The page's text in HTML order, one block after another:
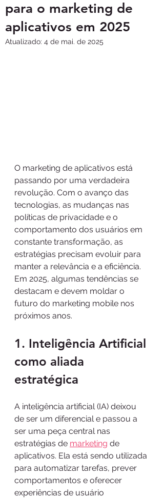
para o marketing de
aplicativos em 2025
Atualizado: 4 de mai. de 2025
O marketing de aplicativos está
passando por uma verdadeira
revolução. Com o avanço das
tecnologias, as mudanças nas
políticas de privacidade e o
comportamento dos usuários em
constante transformação, as
estratégias precisam evoluir para
manter a relevância e a eficiência.
Em 2025, algumas tendências se
destacam e devem moldar o
futuro do marketing mobile nos
próximos anos.
1. Inteligência Artificial
como aliada
estratégica
A inteligência artificial (IA) deixou
de ser um diferencial e passou a
ser uma peça central nas
estratégias de marketing de
aplicativos. Ela está sendo utilizada
para automatizar tarefas, prever
comportamentos e oferecer
experiências de usuário